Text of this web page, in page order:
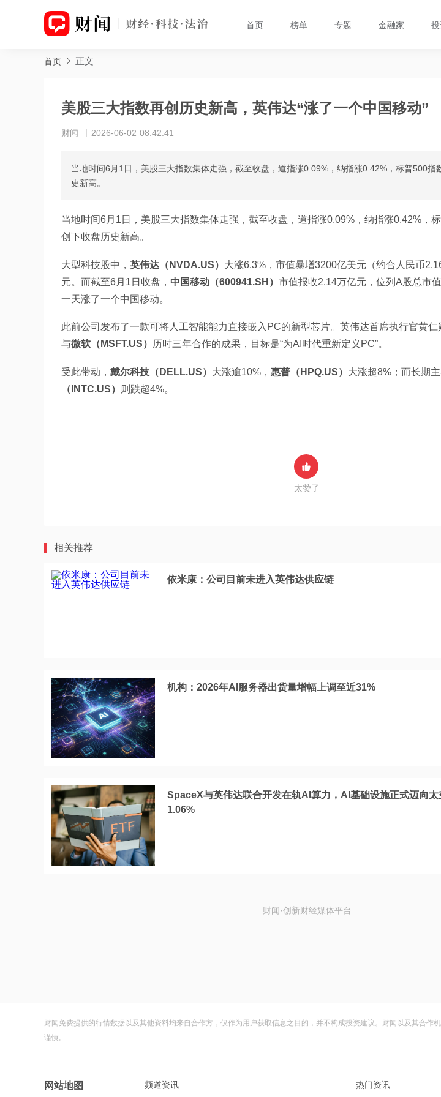
首页 榜单 专题 金融家
首页 正文
美股三大指数再创历史新高，英伟达“涨了一个中国移动”
财闻 2026-06-02 08:42:41
当地时间6月1日，美股三大指数集体走强，截至收盘，道指涨0.09%，纳指涨0.42%，标普500指
史新高。
当地时间6月1日，美股三大指数集体走强，截至收盘，道指涨0.09%，纳指涨0.42%，
创下收盘历史新高。
大型科技股中， 英伟达（NVDA.US） 大涨6.3%，市值暴增3200亿美元（约合人民币
元。而截至6月1日收盘， 中国移动（600941.SH） 市值报收2.14万亿元，位列A股总市
一天涨了一个中国移动。
此前公司发布了一款可将人工智能能力直接嵌入PC的新型芯片。英伟达首席执行官黄仁
与微软（MSFT.US） 历时三年合作的成果，目标是“为AI时代重新定义PC”。
受此带动， 戴尔科技（DELL.US） 大涨逾10%， 惠普（HPQ.US） 大涨超8%；而长期
（INTC.US）
则跌超4%。
太赞了
相关推荐
依米康：公司目前未进入英伟达供应链
机构：2026年AI服务器出货量增幅上调至近31%
SpaceX与英伟达联合开发在轨AI算力，AI基础设施正式迈向
1.06%
财闻·创新财经媒体平台
财闻免费提供的行情数据以及其他资料均来自合作方，仅作为用户获取信息之目的，并不构成投资建议。财闻以及其合
谨慎。
网站地图 频道资讯 热门资讯